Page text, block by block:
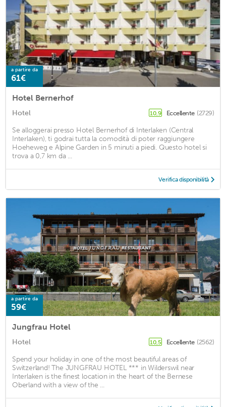
a partire da
61€
Hotel Bernerhof
Hotel 10,9 Eccellente (2729)
Se alloggerai presso Hotel Bernerhof di Interlaken (Central
Interlaken), ti godrai tutta la comodità di poter raggiungere
Hoeheweg e Alpine Garden in 5 minuti a piedi. Questo hotel si
trova a 0,7 km da ...
Verifica disponibilità
a partire da
59€
Jungfrau Hotel
Hotel 10,5 Eccellente (2562)
Spend your holiday in one of the most beautiful areas of
Switzerland! The JUNGFRAU HOTEL *** in Wilderswil near
Interlaken is the finest location in the heart of the Bernese
Oberland with a view of the ...